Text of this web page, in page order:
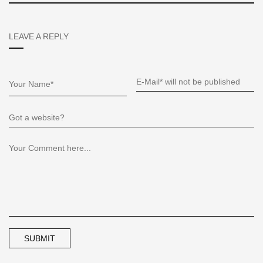
LEAVE A REPLY